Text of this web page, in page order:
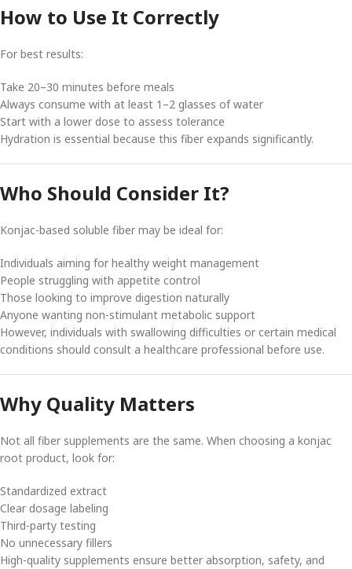
How to Use It Correctly
For best results:
Take 20–30 minutes before meals
Always consume with at least 1–2 glasses of water
Start with a lower dose to assess tolerance
Hydration is essential because this fiber expands significantly.
Who Should Consider It?
Konjac-based soluble fiber may be ideal for:
Individuals aiming for healthy weight management
People struggling with appetite control
Those looking to improve digestion naturally
Anyone wanting non-stimulant metabolic support
However, individuals with swallowing difficulties or certain medical
conditions should consult a healthcare professional before use.
Why Quality Matters
Not all fiber supplements are the same. When choosing a konjac
root product, look for:
Standardized extract
Clear dosage labeling
Third-party testing
No unnecessary fillers
High-quality supplements ensure better absorption, safety, and